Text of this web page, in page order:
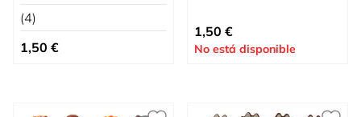
(4)
1,50 €
1,50 €
No está disponible